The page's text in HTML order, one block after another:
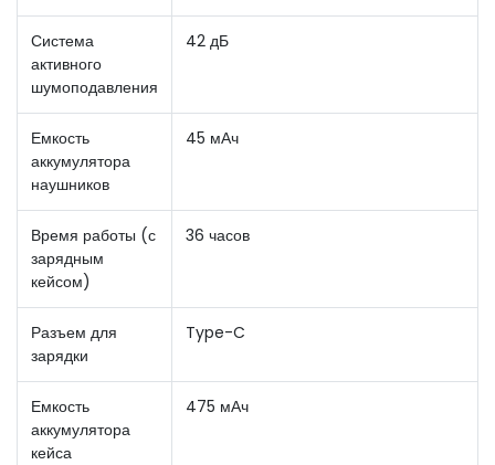
Система
активного
шумоподавления
42 дБ
Емкость
аккумулятора
наушников
45 мАч
Время работы (с
зарядным
кейсом)
36 часов
Разъем для
зарядки
Type-C
Емкость
аккумулятора
кейса
475 мАч